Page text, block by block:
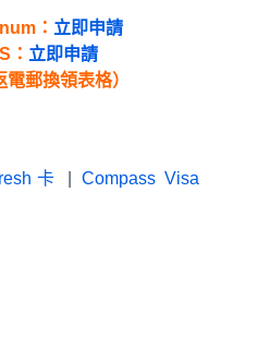
： 立即申請
： 立即申請
電郵換領表格）
卡
Compass Visa